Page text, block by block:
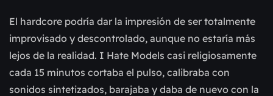
El hardcore podría dar la impresión de ser totalmente
improvisado y descontrolado, aunque no estaría más
lejos de la realidad. I Hate Models casi religiosamente
cada 15 minutos cortaba el pulso, calibraba con
sonidos sintetizados, barajaba y daba de nuevo con la